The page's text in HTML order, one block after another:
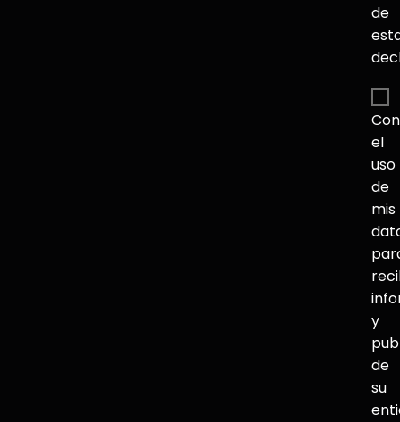
de
el
uso
de
mis
y
de
su